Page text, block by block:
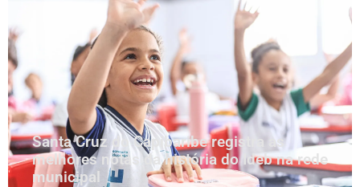
Santa Cruz do Capibaribe registra as
melhores notas da história do Ideb na rede
municipal